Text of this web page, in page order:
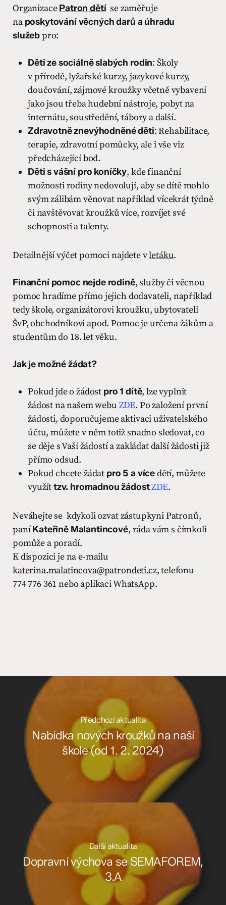
OrganizacePatron dětí se zaměřuje
na poskytování věcných darů a úhradu
služebpro:
Děti ze sociálně slabých rodin: Školy
v přírodě, lyžařské kurzy, jazykové kurzy,
doučování, zájmové kroužky včetně vybavení
jako jsou třeba hudební nástroje, pobyt na
internátu, soustředění, tábory a další.
Zdravotně znevýhodněné děti: Rehabilitace,
terapie, zdravotní pomůcky, ale i vše viz
předcházející bod.
Děti s vášní pro koníčky, kde finanční
možnosti rodiny nedovolují, aby se dítě mohlo
svým zálibám věnovat například vícekrát týdně
či navštěvovat kroužků více, rozvíjet své
schopnosti a talenty.
Detailnější výčet pomoci najdete vletáku.
Finanční pomoc nejde rodině, služby či věcnou
pomoc hradíme přímo jejich dodavateli, například
tedy škole, organizátorovi kroužku, ubytovateli
ŠvP, obchodníkovi apod. Pomoc je určena žákům a
studentům do 18. let věku.
Jakje možnéžádat?
Pokud jde o žádost pro 1 dítě, lze vyplnit
žádost na našem webu ZDE. Po založení první
žádosti, doporučujeme aktivaci uživatelského
účtu, můžete v něm totiž snadno sledovat, co
se děje s Vaší žádostí a zakládat další žádosti již
přímo odsud.
Pokud chcete žádat pro 5 a vícedětí, můžete
využíttzv. hromadnou žádostZDE.
Neváhejte se kdykoli ozvat zástupkyni Patronů,
paníKateřině Malantincové, ráda vám s čímkoli
pomůže a poradí.
K dispozici je na e-mailu
katerina.malatincova@patrondeti.cz, telefonu
774 776 361 nebo aplikaci WhatsApp.
Předchozí aktualita
Nabídka nových kroužků na naší
škole (od 1. 2. 2024)
Další aktualita
Dopravní výchova se SEMAFOREM,
3.A